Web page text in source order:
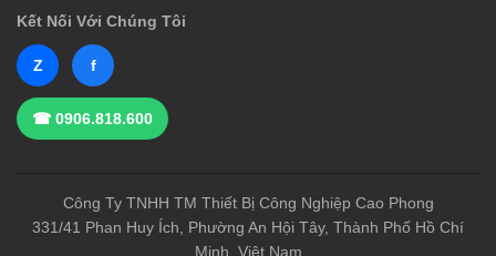
Kết Nối Với Chúng Tôi
Z f
☎ 0906.818.600
Công Ty TNHH TM Thiết Bị Công Nghiệp Cao Phong
331/41 Phan Huy Ích, Phường An Hội Tây, Thành Phố Hồ Chí
Minh, Việt Nam